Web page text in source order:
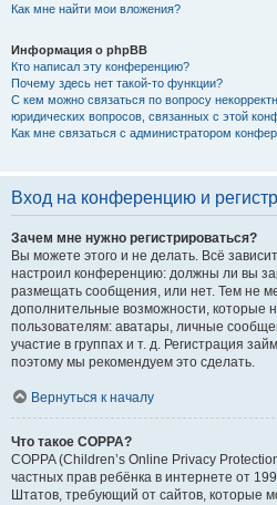
Как мне найти мои вложения?
Информация о phpBB
Кто написал эту конференцию?
Почему здесь нет такой-то функции?
С кем можно связаться по вопросу
юридических вопросов, связанных с этой
Как мне связаться с администратором
Вход на конференцию и
Зачем мне нужно регистрироваться?
Вы можете этого и не делать. Всё
настроил конференцию: должны ли вы
размещать сообщения, или нет. Тем не
дополнительные возможности, которые
пользователям: аватары, личные
участие в группах и т. д. Регистрация
поэтому мы рекомендуем это сделать.
Вернуться к началу
Что такое COPPA?
COPPA (Children’s Online Privacy
частных прав ребёнка в интернете от
Штатов, требующий от сайтов, которые